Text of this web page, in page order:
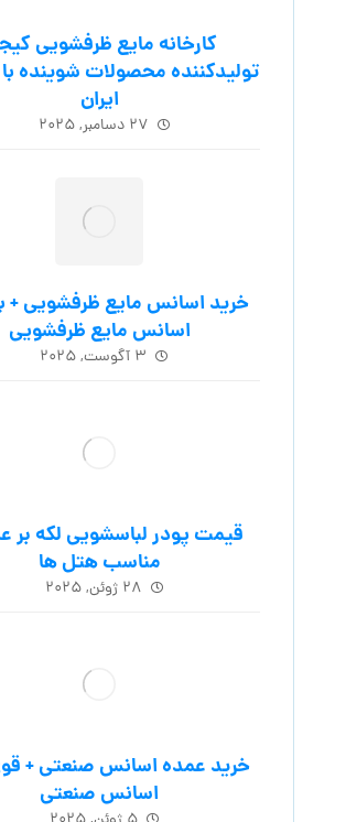
کارخانه مایع ظرفشویی
تولیدکننده محصولات شوینده
ایران
۲۷ دسامبر, ۲۰۲۵
خرید اسانس مایع ظرفشویی +
اسانس مایع ظرفشویی
۳ آگوست, ۲۰۲۵
قیمت پودر لباسشویی لکه بر
مناسب هتل ها
۲۸ ژوئن, ۲۰۲۵
خرید عمده اسانس صنعتی +
اسانس‌ صنعتی